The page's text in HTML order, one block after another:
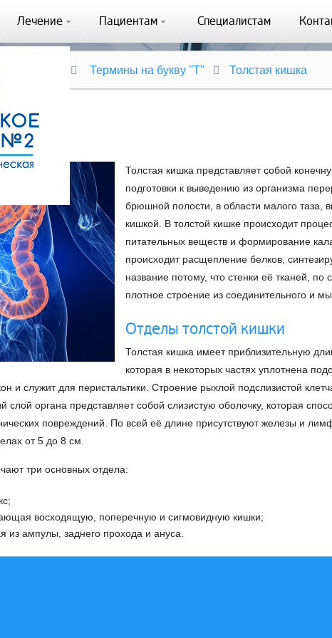
Лечение Пациентам Специалистам
Термины на букву "Т" Толстая кишка
Толстая кишка представляет собой
подготовки к выведению из организма
брюшной полости, в области малого таза,
кишкой. В толстой кишке происходит
питательных веществ и формирование
происходит расщепление белков,
название потому, что стенки её тканей,
плотное строение из соединительного и
Отделы толстой кишки
Толстая кишка имеет приблизительную
которая в некоторых частях уплотнена
и служит для перистальтики. Строение рыхлой подслизистой
слой органа представляет собой слизистую оболочку, которая
повреждений. По всей её длине присутствуют железы и
от 5 до 8 см.
три основных отдела:
восходящую, поперечную и сигмовидную кишки;
из ампулы, заднего прохода и ануса.